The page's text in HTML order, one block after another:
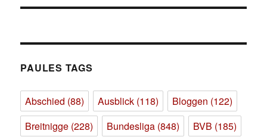
PAULES TAGS
Abschied (88) Ausblick (118) Bloggen (122)
Breitnigge (228) Bundesliga (848) BVB (185)